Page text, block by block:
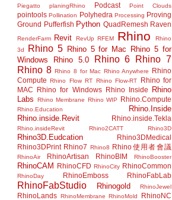
Piegatto
planingRhino Podcast Point Clouds
pointools Pollination Polyhedra Processing Proving
Ground Pufferfish Python QuadRemesh Raven
RenderFarm Revit RevUp RFEM Rhino
Rhino
3d
Rhino 5 Rhino 5 for Mac
Rhino 5 for
Windows
Rhino 5.0 Rhino 6
Rhino 7
Rhino 8 Rhino 8 for Mac Rhino Anywhere
Rhino
Compute Rhino Flow RT Rhino Flow-RT
Rhino for
MAC
Rhino for Windows Rhino Inside
Rhino
Labs
Rhino Membrane Rhino WIP Rhino.Compute
Rhino.Education
Rhino.Inside
Rhino.inside.Revit
Rhino.inside.Tekla
Rhino.insideRevit Rhino2CATT Rhino3D
Rhino3D.Eudcation
Rhino3DMedical
Rhino3DPrint Rhino7 Rhino8 Rhino使用者會議
RhinoAir RhinoArtisan RhinoBIM RhinoBooster
RhinoCAM RhinoCFD RhinoCity RhinoCommon
RhinoDay RhinoEmboss RhinoFabLab
RhinoFabStudio Rhinogold RhinoJewel
RhinoLands RhinoMembrane RhinoMold
RhinoNC